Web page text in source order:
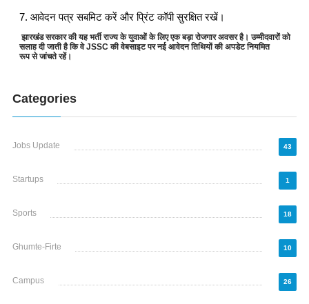
7. आवेदन पत्र सबमिट करें और प्रिंट कॉपी सुरक्षित रखें।
झारखंड सरकार की यह भर्ती राज्य के युवाओं के लिए एक बड़ा रोजगार अवसर है। उम्मीदवारों को
सलाह दी जाती है कि वे JSSC की वेबसाइट पर नई आवेदन तिथियों की अपडेट नियमित
रूप से जांचते रहें।
Categories
Jobs Update 43
Startups 1
Sports 18
Ghumte-Firte 10
Campus 26